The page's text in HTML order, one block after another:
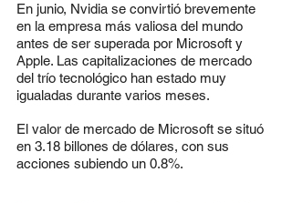
En junio, Nvidia se convirtió brevemente
en la empresa más valiosa del mundo
antes de ser superada por Microsoft y
Apple. Las capitalizaciones de mercado
del trío tecnológico han estado muy
igualadas durante varios meses.
El valor de mercado de Microsoft se situó
en 3.18 billones de dólares, con sus
acciones subiendo un 0.8%.